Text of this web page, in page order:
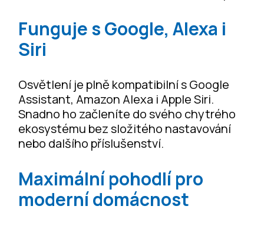
Funguje s Google, Alexa i
Siri
Osvětlení je plně kompatibilní s Google
Assistant, Amazon Alexa i Apple Siri.
Snadno ho začleníte do svého chytrého
ekosystému bez složitého nastavování
nebo dalšího příslušenství.
Maximální pohodlí pro
moderní domácnost